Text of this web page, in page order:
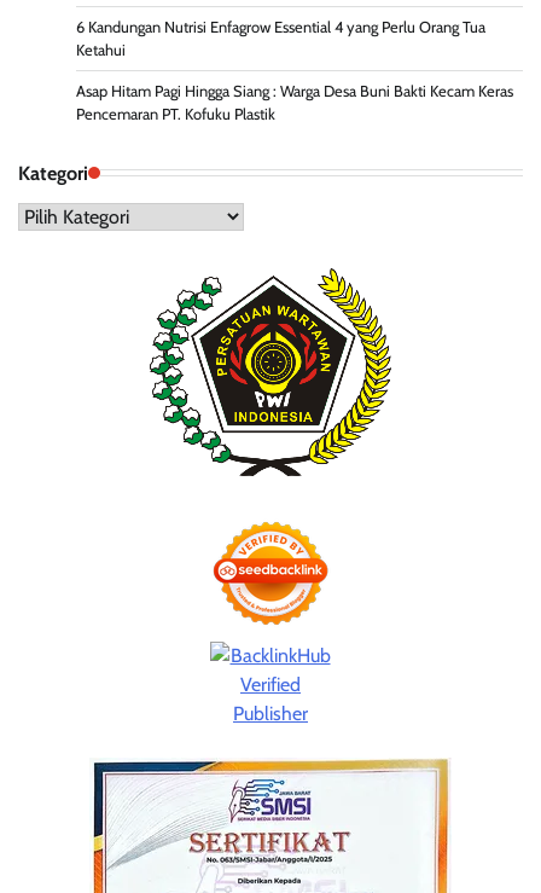
6 Kandungan Nutrisi Enfagrow Essential 4 yang Perlu Orang Tua
Ketahui
Asap Hitam Pagi Hingga Siang : Warga Desa Buni Bakti Kecam Keras
Pencemaran PT. Kofuku Plastik
Kategori
Kategori